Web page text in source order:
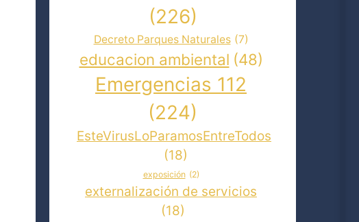
(226)
Decreto Parques Naturales (7)
educacion ambiental (48)
Emergencias 112
(224)
EsteVirusLoParamosEntreTodos
(18)
exposición (2)
externalización de servicios
(18)